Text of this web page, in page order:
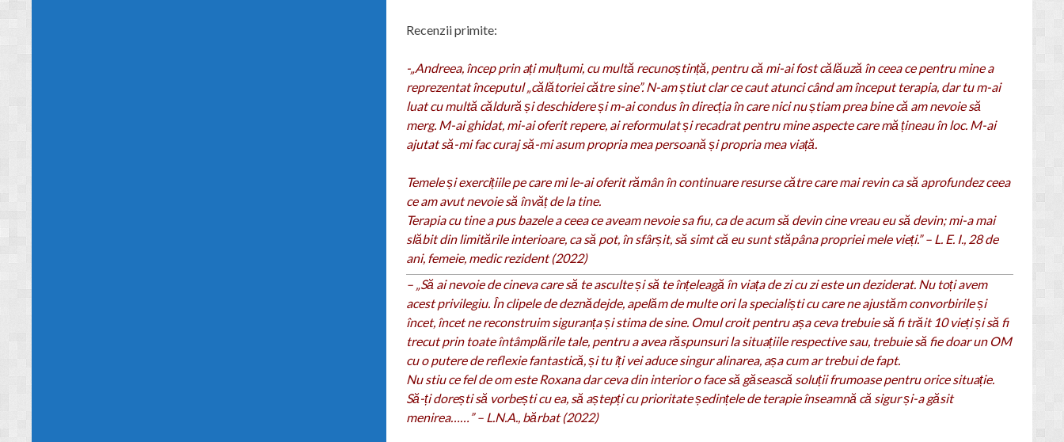
Recenzii primite:
-„Andreea, încep prin ați mulțumi, cu multă recunoștință, pentru că mi-ai fost călăuză în ceea ce pentru mine a
reprezentat începutul „călătoriei către sine”. N-am știut clar ce caut atunci când am început terapia, dar tu m-ai
luat cu multă căldură și deschidere și m-ai condus în direcția în care nici nu știam prea bine că am nevoie să
merg. M-ai ghidat, mi-ai oferit repere, ai reformulat și recadrat pentru mine aspecte care mă țineau în loc. M-ai
ajutat să-mi fac curaj să-mi asum propria mea persoană și propria mea viață.
Temele și exercițiile pe care mi le-ai oferit rămân în continuare resurse către care mai revin ca să aprofundez ceea
ce am avut nevoie să învăț de la tine.
Terapia cu tine a pus bazele a ceea ce aveam nevoie sa fiu, ca de acum să devin cine vreau eu să devin; mi-a mai
slăbit din limitările interioare, ca să pot, în sfârșit, să simt că eu sunt stăpâna propriei mele vieți.” – L. E. I., 28 de
ani, femeie, medic rezident (2022)
– „Să ai nevoie de cineva care să te asculte și să te înțeleagă în viața de zi cu zi este un deziderat. Nu toți avem
acest privilegiu. În clipele de deznădejde, apelăm de multe ori la specialiști cu care ne ajustăm convorbirile și
încet, încet ne reconstruim siguranța și stima de sine. Omul croit pentru așa ceva trebuie să fi trăit 10 vieți și să fi
trecut prin toate întâmplările tale, pentru a avea răspunsuri la situațiile respective sau, trebuie să fie doar un OM
cu o putere de reflexie fantastică, și tu îți vei aduce singur alinarea, așa cum ar trebui de fapt.
Nu stiu ce fel de om este Roxana dar ceva din interior o face să găsească soluții frumoase pentru orice situație.
Să-ți dorești să vorbești cu ea, să aștepți cu prioritate ședințele de terapie înseamnă că sigur și-a găsit
menirea……” – L.N.A., bărbat (2022)